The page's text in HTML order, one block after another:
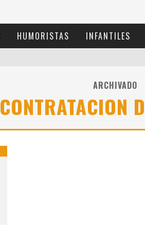
HUMORISTAS INFANTILES
ARCHIVADO
CONTRATACION